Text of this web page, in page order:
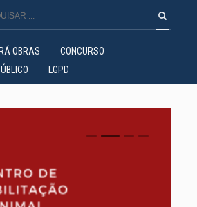
OBRAS
CONCURSO
LGPD
0 1 2